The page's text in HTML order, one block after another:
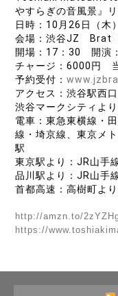
やすらぎの音風景』
日時：10月26日（木）
会場：渋谷JZ Brat（
開場：17：30 開演
チャージ：6000円
予約受付：
アクセス：渋谷駅西
渋谷マークシティよ
電車：東急東横線・
線・埼京線、東京メ
駅
東京駅より：JR山手
品川駅より：JR山手
首都高速：高樹町よ
http://amzn.to/
https://